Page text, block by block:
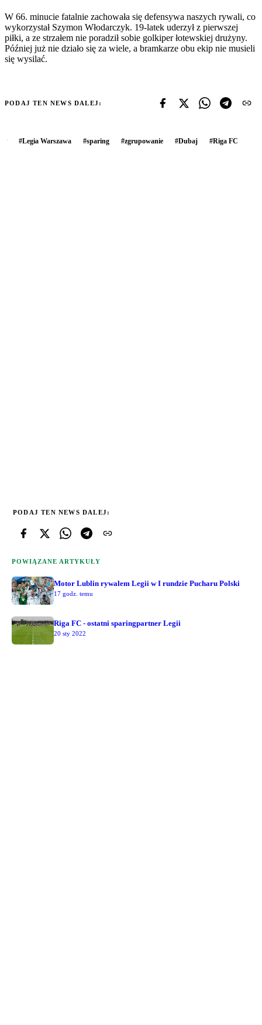
W 66. minucie fatalnie zachowała się defensywa naszych rywali, co
wykorzystał Szymon Włodarczyk. 19-latek uderzył z pierwszej
piłki, a ze strzałem nie poradził sobie golkiper łotewskiej drużyny.
Później już nie działo się za wiele, a bramkarze obu ekip nie musieli
się wysilać.
PODAJ TEN NEWS DALEJ:
#Legia Warszawa #sparing #zgrupowanie #Dubaj #Riga FC
PODAJ TEN NEWS DALEJ:
POWIĄZANE ARTYKUŁY
Motor Lublin rywalem Legii w I rundzie Pucharu Polski
17 godz. temu
Riga FC - ostatni sparingpartner Legii
20 sty 2022